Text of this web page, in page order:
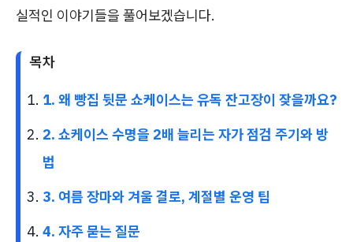
실적인 이야기들을 풀어보겠습니다.
목차
1. 왜 빵집 뒷문 쇼케이스는 유독 잔고장이 잦을까요?
2. 쇼케이스 수명을 2배 늘리는 자가 점검 주기와 방
법
3. 여름 장마와 겨울 결로, 계절별 운영 팁
4. 자주 묻는 질문